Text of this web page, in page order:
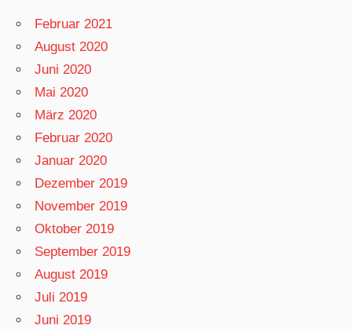
Februar 2021
August 2020
Juni 2020
Mai 2020
März 2020
Februar 2020
Januar 2020
Dezember 2019
November 2019
Oktober 2019
September 2019
August 2019
Juli 2019
Juni 2019